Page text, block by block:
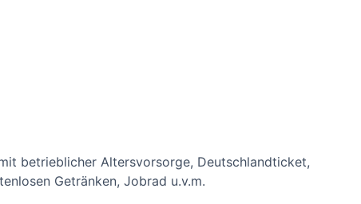
betrieblicher Altersvorsorge, Deutschlandticket,
Getränken, Jobrad u.v.m.